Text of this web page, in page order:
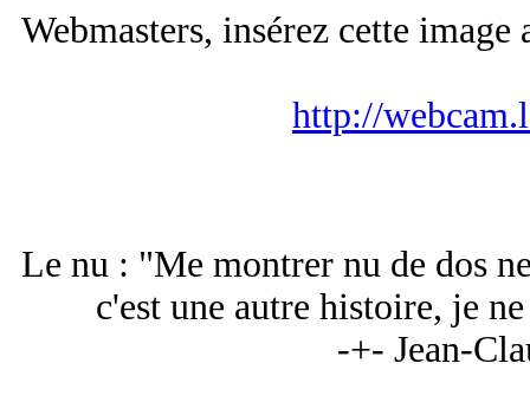
Webmasters, insérez cette
http://
Le nu : "Me montrer nu de dos
c'est une autre histoire, je
-+- Jean-